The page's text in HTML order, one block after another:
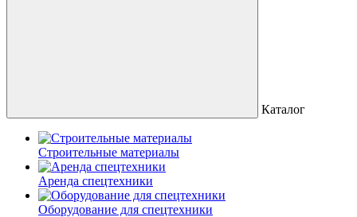
Каталог
Строительные материалы
Аренда спецтехники
Оборудование для спецтехники